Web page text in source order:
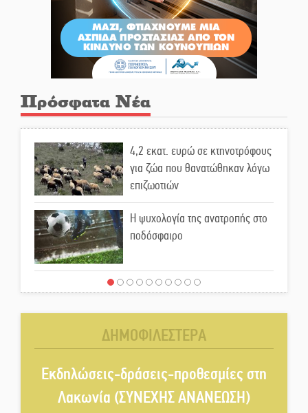
Πρόσφατα Νέα
4,2 εκατ. ευρώ σε κτηνοτρόφους
για ζώα που θανατώθηκαν λόγω
επιζωοτιών
Η ψυχολογία της ανατροπής στο
ποδόσφαιρο
Ένα «ταξίδι» τέχνης και
Τα Λαγκάδια κρατούν ζωντανή
την τέχνη της πέτρας
ΔΗΜΟΦΙΛΕΣΤΕΡΑ
Εκδηλώσεις-δράσεις-προθεσμίες στη
Λακωνία (ΣΥΝΕΧΗΣ ΑΝΑΝΕΩΣΗ)